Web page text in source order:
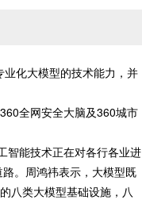
化大模型的技术能力，并
全网安全大脑及360城市
智能技术正在对各行各业进
。周鸿祎表示，大模型既
八类大模型基础设施，八